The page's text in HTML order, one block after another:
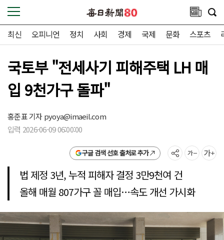
최신 오피니언 정치 사회 경제 국제 문화 스포츠
국토부 "전세사기 피해주택 LH 매
입 9천가구 돌파"
홍준표 기자pyoya@imaeil.com
입력 2026-06-09 06:00:00
구글 검색 선호 출처로 추가
법 제정 3년, 누적 피해자 결정 3만9천여 건
올해 매월 807가구 꼴 매입…속도 개선 가시화